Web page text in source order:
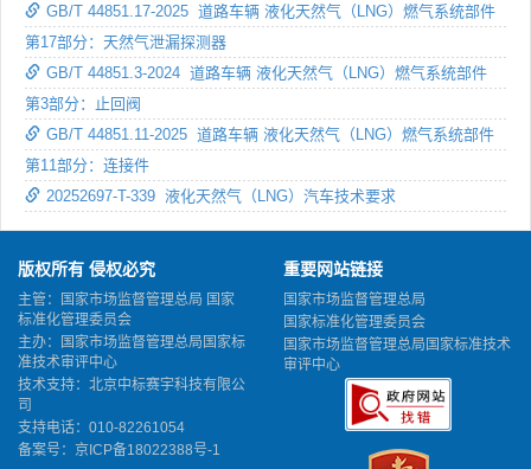
GB/T 44851.17-2025 道路车辆 液化天然气（LNG）燃气系统部件
第17部分：天然气泄漏探测器
GB/T 44851.3-2024 道路车辆 液化天然气（LNG）燃气系统部件
第3部分：止回阀
GB/T 44851.11-2025 道路车辆 液化天然气（LNG）燃气系统部件
第11部分：连接件
20252697-T-339 液化天然气（LNG）汽车技术要求
版权所有 侵权必究
主管：国家市场监督管理总局 国家
标准化管理委员会
主办：国家市场监督管理总局国家标
准技术审评中心
技术支持：北京中标赛宇科技有限公
司
支持电话：010-82261054
备案号： 京ICP备18022388号-1
重要网站链接
国家市场监督管理总局
国家标准化管理委员会
国家市场监督管理总局国家标准技术
审评中心